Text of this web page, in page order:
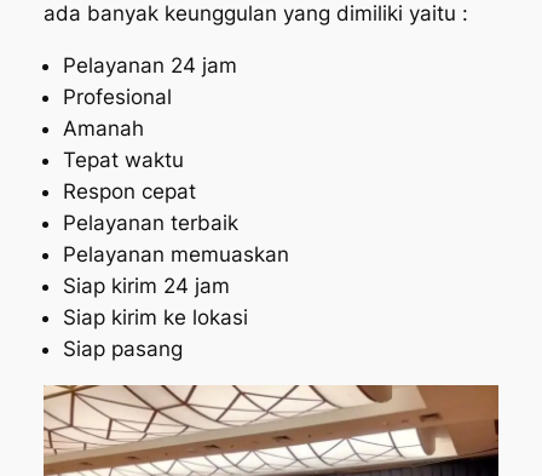
ada banyak keunggulan yang dimiliki yaitu :
Pelayanan 24 jam
Profesional
Amanah
Tepat waktu
Respon cepat
Pelayanan terbaik
Pelayanan memuaskan
Siap kirim 24 jam
Siap kirim ke lokasi
Siap pasang